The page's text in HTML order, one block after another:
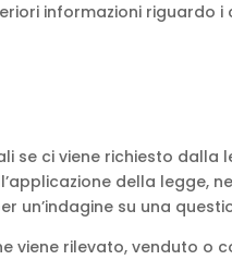
informazioni riguardo
se ci viene richiesto dalla
della legge,
un’indagine su una
viene rilevato, venduto o